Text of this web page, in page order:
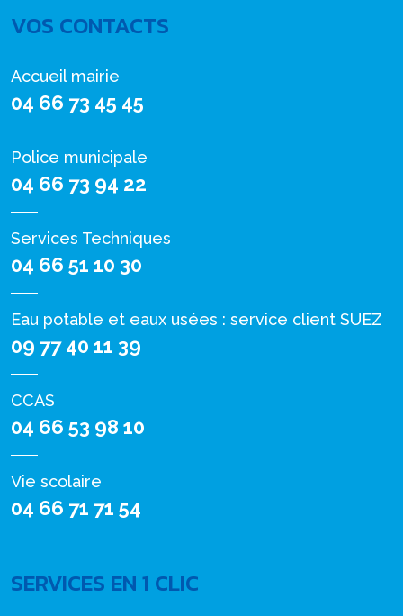
VOS CONTACTS
Accueil mairie
04 66 73 45 45
Police municipale
04 66 73 94 22
Services Techniques
04 66 51 10 30
Eau potable et eaux usées : service client SUEZ
09 77 40 11 39
CCAS
04 66 53 98 10
Vie scolaire
04 66 71 71 54
SERVICES EN 1 CLIC